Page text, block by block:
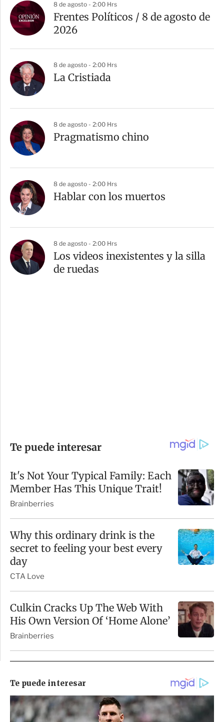
8 de agosto - 2:00 Hrs
Frentes Políticos / 8 de agosto de
2026
8 de agosto - 2:00 Hrs
La Cristiada
8 de agosto - 2:00 Hrs
Pragmatismo chino
8 de agosto - 2:00 Hrs
Hablar con los muertos
8 de agosto - 2:00 Hrs
Los videos inexistentes y la silla
de ruedas